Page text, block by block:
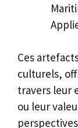
Ces
culturels,
travers leur
ou leur